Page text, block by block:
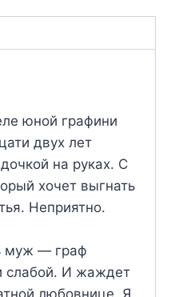
юной графини
двух лет
на руках. С
хочет выгнать
Неприятно.
муж — граф
слабой. И жаждет
любовнице. Я